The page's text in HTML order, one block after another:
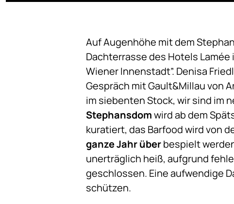
Auf Augenhöhe mit dem
Dachterrasse des Hotels Lamée
Wiener Innenstadt”. Denisa
Gespräch mit Gault&Millau von
im siebenten Stock, wir sind im
Stephansdomwird ab dem
kuratiert, das Barfood wird von
ganze Jahr überbespielt
unerträglich heiß, aufgrund
geschlossen. Eine aufwendige
schützen.